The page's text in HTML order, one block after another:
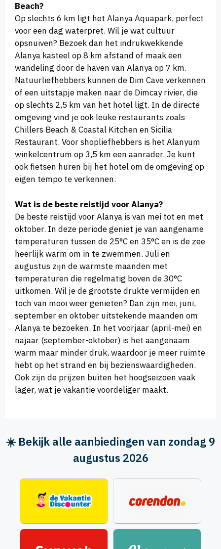
Beach?
Op slechts 6 km ligt het Alanya Aquapark, perfect
voor een dag waterpret. Wil je wat cultuur
opsnuiven? Bezoek dan het indrukwekkende
Alanya kasteel op 8 km afstand of maak een
wandeling door de haven van Alanya op 7 km.
Natuurliefhebbers kunnen de Dim Cave verkennen
of een uitstapje maken naar de Dimcay rivier, die
op slechts 2,5 km van het hotel ligt. In de directe
omgeving vind je ook leuke restaurants zoals
Chillers Beach & Coastal Kitchen en Sicilia
Restaurant. Voor shopliefhebbers is het Alanyum
winkelcentrum op 3,5 km een aanrader. Je kunt
ook fietsen huren bij het hotel om de omgeving op
eigen tempo te verkennen.
Wat is de beste reistijd voor Alanya?
De beste reistijd voor Alanya is van mei tot en met
oktober. In deze periode geniet je van aangename
temperaturen tussen de 25°C en 35°C en is de zee
heerlijk warm om in te zwemmen. Juli en
augustus zijn de warmste maanden met
temperaturen die regelmatig boven de 30°C
uitkomen. Wil je de grootste drukte vermijden en
toch van mooi weer genieten? Dan zijn mei, juni,
september en oktober uitstekende maanden om
Alanya te bezoeken. In het voorjaar (april-mei) en
najaar (september-oktober) is het aangenaam
warm maar minder druk, waardoor je meer ruimte
hebt op het strand en bij bezienswaardigheden.
Ook zijn de prijzen buiten het hoogseizoen vaak
lager, wat je vakantie voordeliger maakt.
☀️ Bekijk alle aanbiedingen van zondag 9
augustus 2026